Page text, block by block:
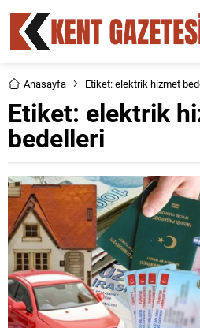
Anasayfa Etiket: elektrik hizmet
Etiket: elektrik
bedelleri